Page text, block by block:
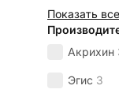
Показать все
Акрихин
Эгис 3